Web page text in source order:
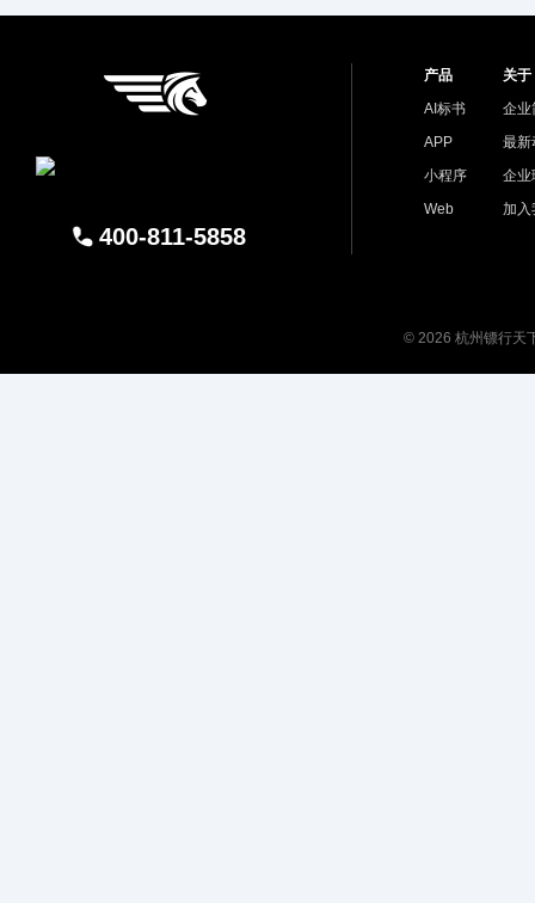
400-811-5858
产品
AI标书
APP
小程序
Web
关于
企业
最新
企业
加入
© 2026 杭州镖行天